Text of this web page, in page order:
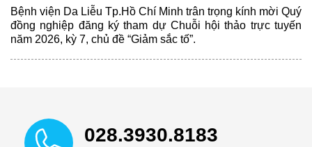
Bệnh viện Da Liễu Tp.Hồ Chí Minh trân trọng kính mời Quý
đồng nghiệp đăng ký tham dự Chuỗi hội thảo trực tuyến
năm 2026, kỳ 7, chủ đề “Giảm sắc tố”.
028.3930.8183